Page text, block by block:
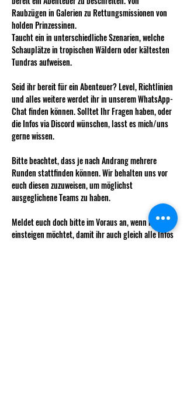
Raubzügen in Galerien zu Rettungsmissionen von
holden Prinzessinen.
Taucht ein in unterschiedliche Szenarien, welche
Schauplätze in tropischen Wäldern oder kältesten
Tundras aufweisen.
Seid ihr bereit für ein Abenteuer? Level, Richtlinien
und alles weitere werdet ihr in unserem WhatsApp-
Chat finden können. Solltet Ihr Fragen haben, oder
die Infos via Discord wünschen, lasst es mich/uns
gerne wissen.
Bitte beachtet, dass je nach Andrang mehrere
Runden stattfinden können. Wir behalten uns vor
euch diesen zuzuweisen, um möglichst
ausgeglichene Teams zu haben.
Meldet euch doch bitte im Voraus an, wenn ihr neu
einsteigen möchtet, damit ihr auch gleich alle Infos